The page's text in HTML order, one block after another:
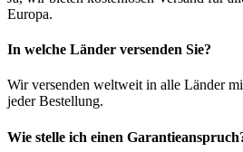
Europa.
In welche Länder versenden Sie?
Wir versenden weltweit in alle Länder
jeder Bestellung.
Wie stelle ich einen